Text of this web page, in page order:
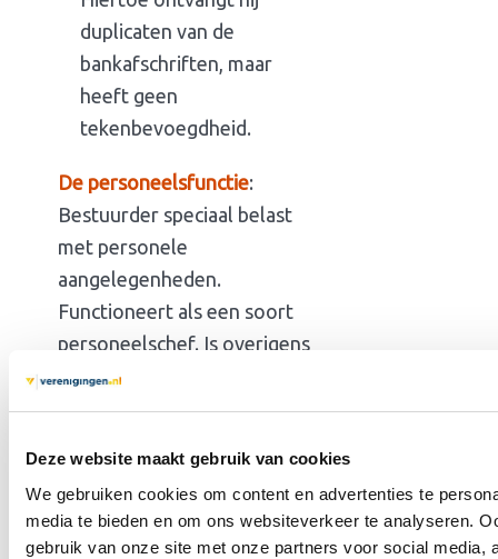
Deze website maakt gebruik van cookies
We gebruiken cookies om content en advertenties te
media te bieden en om ons websiteverkeer te analyseren.
gebruik van onze site met onze partners voor social media,
duplicaten van de
bankafschriften, maar
heeft geen
tekenbevoegdheid.
De personeelsfunctie:
Bestuurder speciaal belast
met personele
aangelegenheden.
Functioneert als een soort
personeelschef. Is overigens
alleen van toepassing op
verenigingen met
De bouwtechnische functie:
Bestuurslid dat zich